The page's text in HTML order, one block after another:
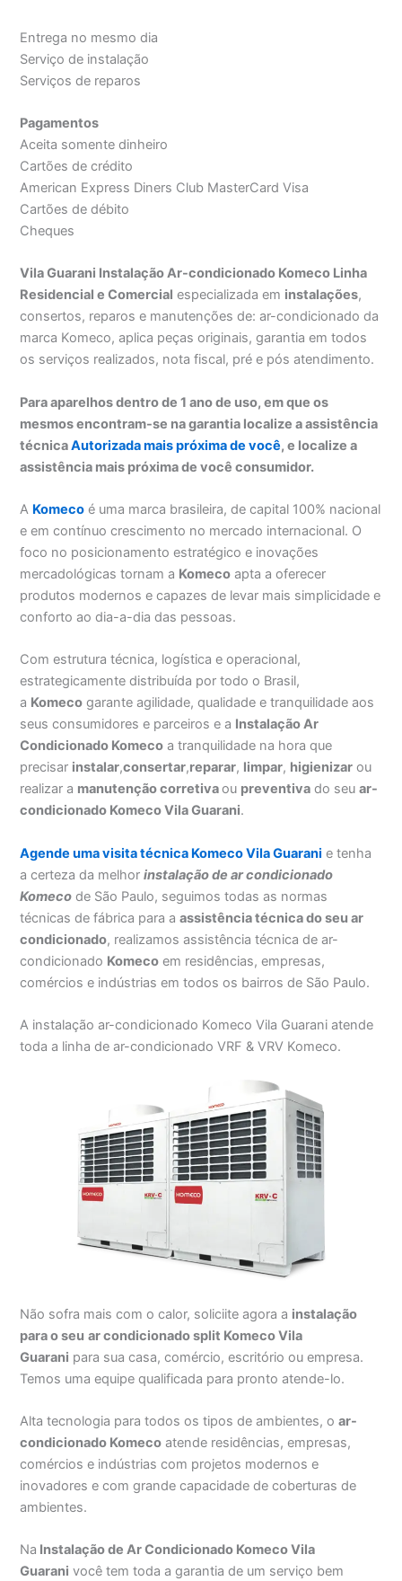
Entrega no mesmo dia
Serviço de instalação
Serviços de reparos
Pagamentos
Aceita somente dinheiro
Cartões de crédito
American Express Diners Club MasterCard Visa
Cartões de débito
Cheques
Vila Guarani Instalação Ar-condicionado Komeco Linha
Residencial e Comercial especializada em instalações,
consertos, reparos e manutenções de: ar-condicionado da
marca Komeco, aplica peças originais, garantia em todos
os serviços realizados, nota fiscal, pré e pós atendimento.
Para aparelhos dentro de 1 ano de uso, em que os
mesmos encontram-se na garantia localize a assistência
técnicaAutorizada mais próxima de você, e localize a
assistência mais próxima de você consumidor.
A Komeco é uma marca brasileira, de capital 100% nacional
e em contínuo crescimento no mercado internacional. O
foco no posicionamento estratégico e inovações
mercadológicas tornam a Komeco apta a oferecer
produtos modernos e capazes de levar mais simplicidade e
conforto ao dia-a-dia das pessoas.
Com estrutura técnica, logística e operacional,
estrategicamente distribuída por todo o Brasil,
a Komeco garante agilidade, qualidade e tranquilidade aos
seus consumidores e parceiros e a Instalação Ar
Condicionado Komeco a tranquilidade na hora que
precisar instalar,consertar,reparar, limpar, higienizar ou
realizar a manutenção corretivaou preventiva do seuar-
condicionado Komeco Vila Guarani.
Agende uma visita técnica Komeco Vila Guarani e tenha
a certeza da melhorinstalaçãode ar condicionado
Komeco de São Paulo, seguimos todas as normas
técnicas de fábrica para aassistência técnica do seu ar
condicionado, realizamos assistência técnica de ar-
condicionado Komeco em residências, empresas,
comércios e indústrias em todos os bairros de São Paulo.
A instalação ar-condicionado Komeco Vila Guarani atende
toda a linha de ar-condicionado VRF & VRV Komeco.
Não sofra mais com o calor, soliciite agora a instalação
para o seu ar condicionado split Komeco Vila
Guarani para sua casa, comércio, escritório ou empresa.
Temos uma equipe qualificada para pronto atende-lo.
Alta tecnologia para todos os tipos de ambientes, oar-
condicionado Komeco atende residências, empresas,
comércios e indústrias com projetos modernos e
inovadores e com grande capacidade de coberturas de
ambientes.
Na Instalação de Ar Condicionado Komeco Vila
Guarani você tem toda a garantia de um serviço bem